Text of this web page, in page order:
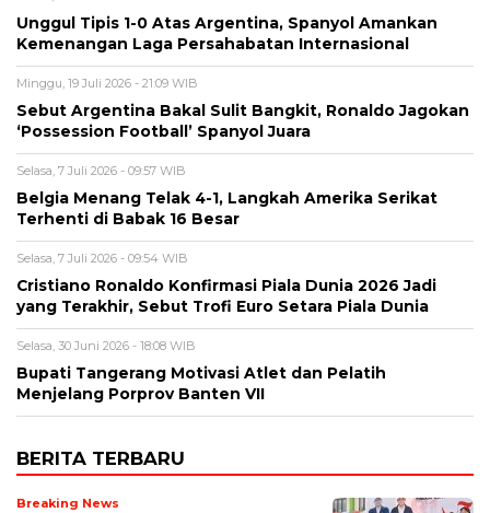
Unggul Tipis 1-0 Atas Argentina, Spanyol Amankan
Kemenangan Laga Persahabatan Internasional
Minggu, 19 Juli 2026 - 21:09 WIB
Sebut Argentina Bakal Sulit Bangkit, Ronaldo Jagokan
‘Possession Football’ Spanyol Juara
Selasa, 7 Juli 2026 - 09:57 WIB
Belgia Menang Telak 4-1, Langkah Amerika Serikat
Terhenti di Babak 16 Besar
Selasa, 7 Juli 2026 - 09:54 WIB
Cristiano Ronaldo Konfirmasi Piala Dunia 2026 Jadi
yang Terakhir, Sebut Trofi Euro Setara Piala Dunia
Selasa, 30 Juni 2026 - 18:08 WIB
Bupati Tangerang Motivasi Atlet dan Pelatih
Menjelang Porprov Banten VII
BERITA TERBARU
Breaking News